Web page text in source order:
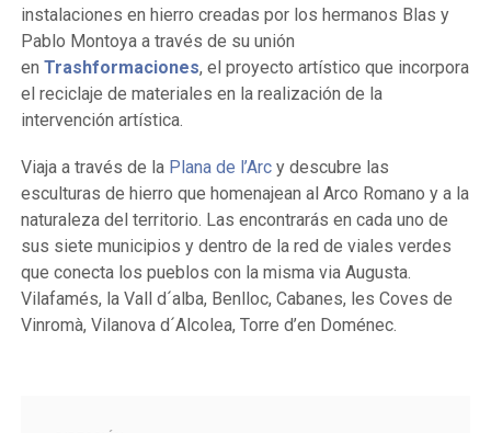
instalaciones en hierro creadas por los hermanos Blas y
Pablo Montoya a través de su unión
enTrashformaciones, el proyecto artístico que incorpora
el reciclaje de materiales en la realización de la
intervención artística.
Viaja a través de la Plana de l’Arc y descubre las
esculturas de hierro que homenajean al Arco Romano y a la
naturaleza del territorio. Las encontrarás en cada uno de
sus siete municipios y dentro de la red de viales verdes
que conecta los pueblos con la misma via Augusta.
Vilafamés, la Vall d´alba, Benlloc, Cabanes, les Coves de
Vinromà, Vilanova d´Alcolea, Torre d’en Doménec.